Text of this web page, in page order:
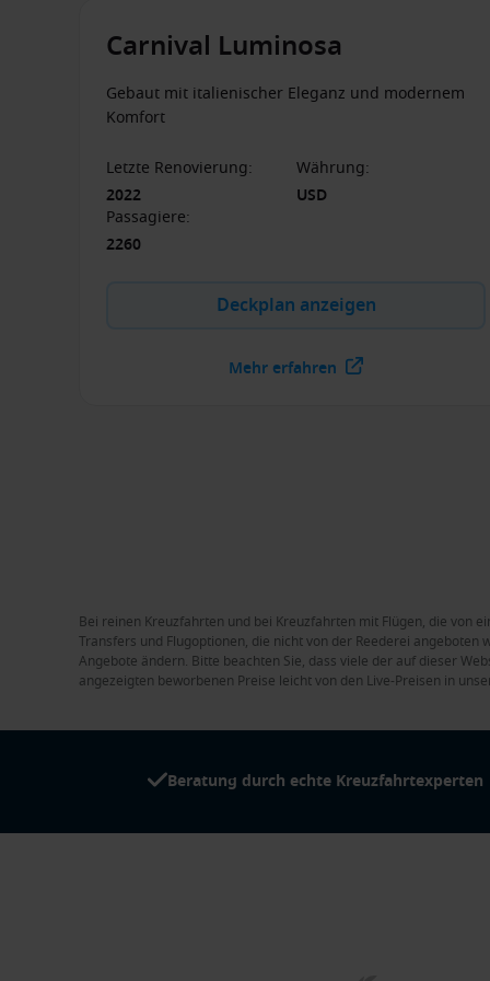
Carnival Luminosa
Gebaut mit italienischer Eleganz und modernem
Komfort
Letzte Renovierung:
2022
Währung:
USD
Passagiere:
2260
Deckplan anzeigen
Mehr erfahren
Bei reinen Kreuzfahrten und bei Kreuzfahrten mit Flügen, die von
Transfers und Flugoptionen, die nicht von der Reederei
Angebote ändern. Bitte beachten Sie, dass viele der auf dieser
angezeigten beworbenen Preise leicht von den Live-Preisen in
Beratung durch echte Kreuzfahrtexperten